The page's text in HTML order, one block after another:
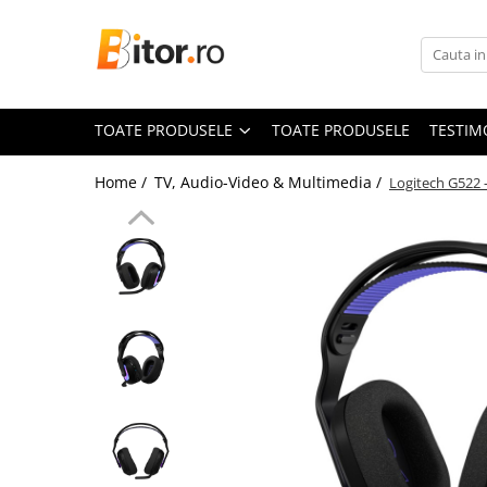
Toate Produsele
Laptop-uri Gaming
Laptop-uri Workstation
Laptop-uri Business
Desktop Business
Sistem barebone
Imprimante, Scannere,
Imprimante & Multifuncționale
Imprimanta Laser Color
TOATE PRODUSELE TOATE PRODUSELE
Home / TV, Audio-Video & Multimedia / Logitech G522